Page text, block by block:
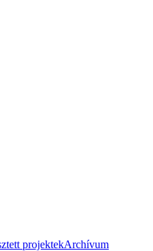
projektekArchívum